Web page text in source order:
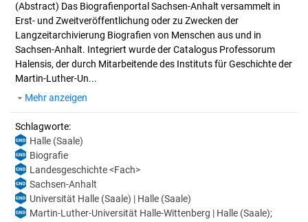
(Abstract) Das Biografienportal Sachsen-Anhalt versammelt in
Erst- und Zweitveröffentlichung oder zu Zwecken der
Langzeitarchivierung Biografien von Menschen aus und in
Sachsen-Anhalt. Integriert wurde der Catalogus Professorum
Halensis, der durch Mitarbeitende des Instituts für Geschichte der
Martin-Luther-Un...
Mehr anzeigen
Schlagworte:
Halle (Saale)
Biografie
Landesgeschichte <Fach>
Sachsen-Anhalt
Universität Halle (Saale) | Halle (Saale)
Martin-Luther-Universität Halle-Wittenberg | Halle (Saale);